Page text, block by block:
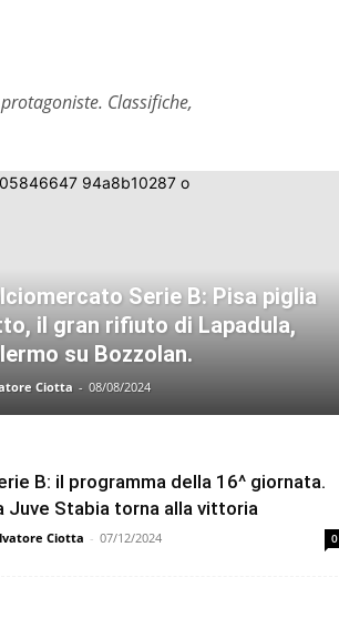
Classifiche,
Serie B: Pisa piglia
il gran rifiuto di Lapadula,
su Bozzolan.
Ciotta - 08/08/2024
B: il programma della 16^ giornata.
Juve Stabia torna alla vittoria
Ciotta - 07/12/2024 0